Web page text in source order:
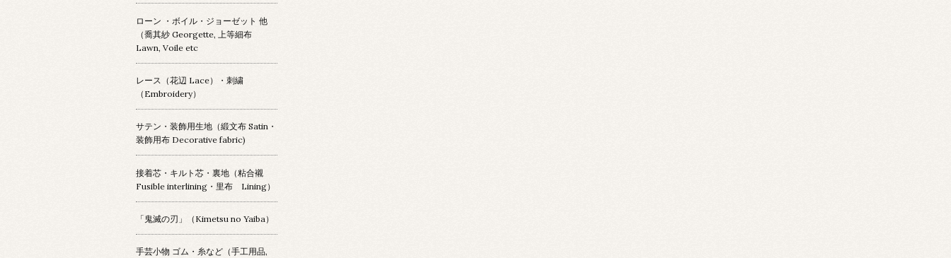
ローン ・ボイル・ジョーゼット 他
（喬其紗 Georgette, 上等細布
Lawn, Voile etc
レース（花辺 Lace）・刺繍
（Embroidery）
サテン・装飾用生地（緞文布 Satin・
装飾用布 Decorative fabric)
接着芯・キルト芯・裏地（粘合襯
Fusible interlining・里布 Lining）
「鬼滅の刃」（Kimetsu no Yaiba）
手芸小物 ゴム・糸など（手工用品,